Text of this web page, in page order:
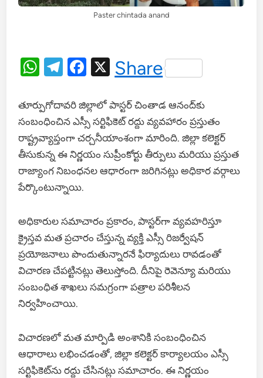
Paster chintada anand
WhatsApp
Telegram
Facebook
X
Share
తూర్పుగోదావరి జిల్లాలో పాస్టర్ చింతాడ ఆనంద్‌కు
సంబంధించిన ఎస్సీ సర్టిఫికెట్ రద్దు వ్యవహారం ప్రస్తుతం
రాష్ట్రవ్యాప్తంగా చర్చనీయాంశంగా మారింది. జిల్లా కలెక్టర్
తీసుకున్న ఈ నిర్ణయం సుప్రీంకోర్టు తీర్పులు మరియు ప్రస్తుత
రాజ్యాంగ నిబంధనల ఆధారంగా జరిగినట్లు అధికార వర్గాలు
పేర్కొంటున్నాయి.
అధికారుల సమాచారం ప్రకారం, పాస్టర్‌గా వ్యవహరిస్తూ
క్రైస్తవ మత ప్రచారం చేస్తున్న వ్యక్తి ఎస్సీ రిజర్వేషన్
ప్రయోజనాలు పొందుతున్నారనే ఫిర్యాదులు రావడంతో
విచారణ చేపట్టినట్లు తెలుస్తోంది. దీనిపై రెవెన్యూ మరియు
సంబంధిత శాఖలు సమగ్రంగా పత్రాల పరిశీలన
నిర్వహించాయి.
విచారణలో మత మార్పిడి అంశానికి సంబంధించిన
ఆధారాలు లభించడంతో, జిల్లా కలెక్టర్ కార్యాలయం ఎస్సీ
సర్టిఫికెట్‌ను రద్దు చేసినట్లు సమాచారం. ఈ నిర్ణయం